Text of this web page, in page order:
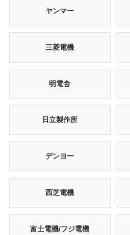
ヤンマー
三菱電機
明電舎
日立製作所
デンヨー
西芝電機
富士電機/フジ電機